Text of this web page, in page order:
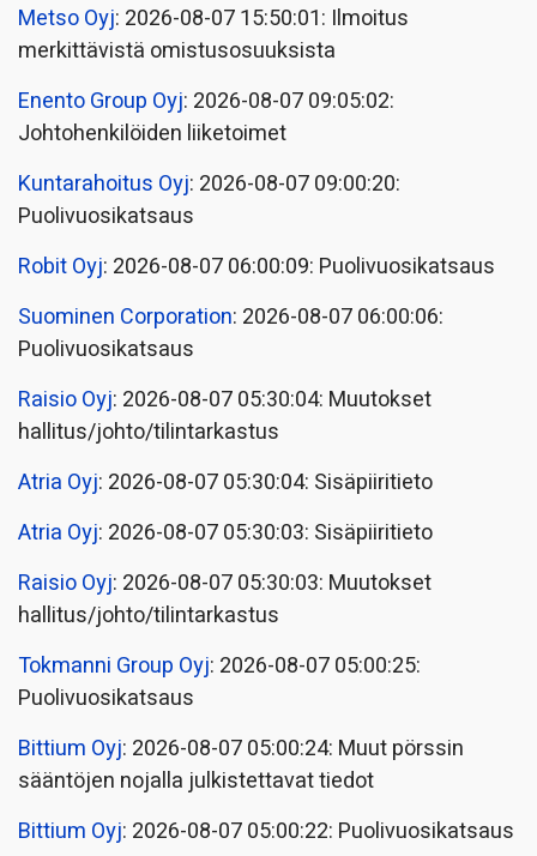
Metso Oyj: 2026-08-07 15:50:01: Ilmoitus
merkittävistä omistusosuuksista
Enento Group Oyj: 2026-08-07 09:05:02:
Johtohenkilöiden liiketoimet
Kuntarahoitus Oyj: 2026-08-07 09:00:20:
Puolivuosikatsaus
Robit Oyj: 2026-08-07 06:00:09: Puolivuosikatsaus
Suominen Corporation: 2026-08-07 06:00:06:
Puolivuosikatsaus
Raisio Oyj: 2026-08-07 05:30:04: Muutokset
hallitus/johto/tilintarkastus
Atria Oyj: 2026-08-07 05:30:04: Sisäpiiritieto
Atria Oyj: 2026-08-07 05:30:03: Sisäpiiritieto
Raisio Oyj: 2026-08-07 05:30:03: Muutokset
hallitus/johto/tilintarkastus
Tokmanni Group Oyj: 2026-08-07 05:00:25:
Puolivuosikatsaus
Bittium Oyj: 2026-08-07 05:00:24: Muut pörssin
sääntöjen nojalla julkistettavat tiedot
Bittium Oyj: 2026-08-07 05:00:22: Puolivuosikatsaus